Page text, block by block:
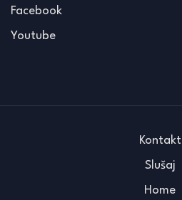
Facebook
Youtube
Kontakt
Slušaj
Home